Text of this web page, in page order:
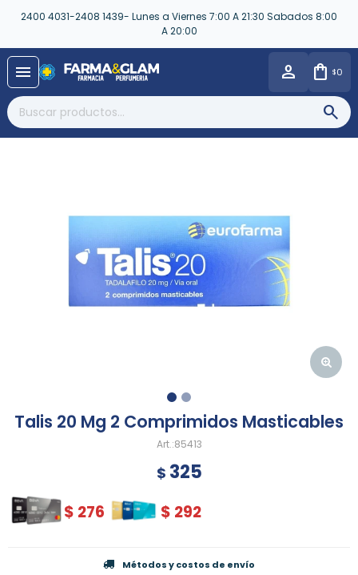
2400 4031-2408 1439- Lunes a Viernes 7:00 A 21:30 Sabados 8:00
A 20:00
menu $0
Talis 20 Mg 2 Comprimidos Masticables
85413
$ 325
$ 276 $ 292
Métodos y costos de envío